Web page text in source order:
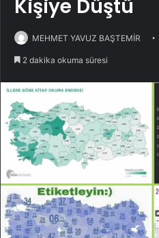
Kişiye Düştü
MEHMET YAVUZ BAŞTEMİR
2 dakika okuma süresi